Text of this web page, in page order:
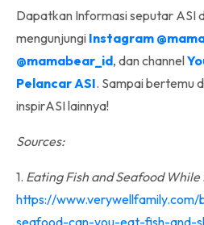
Dapatkan Informasi seputar ASI
mengunjungi Instagram
@mamabear_id, dan channel
Pelancar ASI. Sampai bertemu
inspirASI lainnya!
Sources:
1. Eating Fish and Seafood
https://